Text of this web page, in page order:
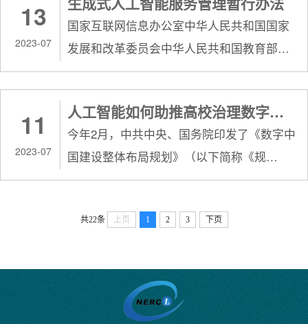
下：加快数字化转型 推动教育高质量发展访
谈嘉宾：西北...
法》），自今年8月15日起施行。国家网信办
有关负责人表示，出台《办法》，旨在促进
生成式人工智能健康发展和规范应用，维护
国家安全和社会公共利益，保护公民、法人
生成式人工智能创新发展作为关键通用技
术，生成式人工智能对人...
13
2023-07
国家互联网信息办公室中华人民共和国国家
发展和改革委员会中华人民共和国教育部中
华人民共和国科学技术部中华人民共和国工
业和信息化部中华人民共和国公安部国家广
播电视总局令第15号《生成式人工智能服务
管理暂行办法》已经2023年5月23日国家互
联网信息办公室2023年第12次室务会会议审
议通过，并经国家发展和改革委员会、教育
部、国家广播电视总局同意，现予公布，自
11
2023-07
人工智能如何助推高校治理数字化转型
今年2月，中共中央、国务院印发了《数字中
国建设整体布局规划》（以下简称《规
划》）。《规划》强调，要坚持以习近平新
总书记关于网络强国的重要思想为指导，深
能全局、强化能力、优化环境的战略路径，
全面提升数字中国建设的整体性、系统性、
协同性，促进数字经济和实体经济深度融
共22条 上页 1 2 3 下页